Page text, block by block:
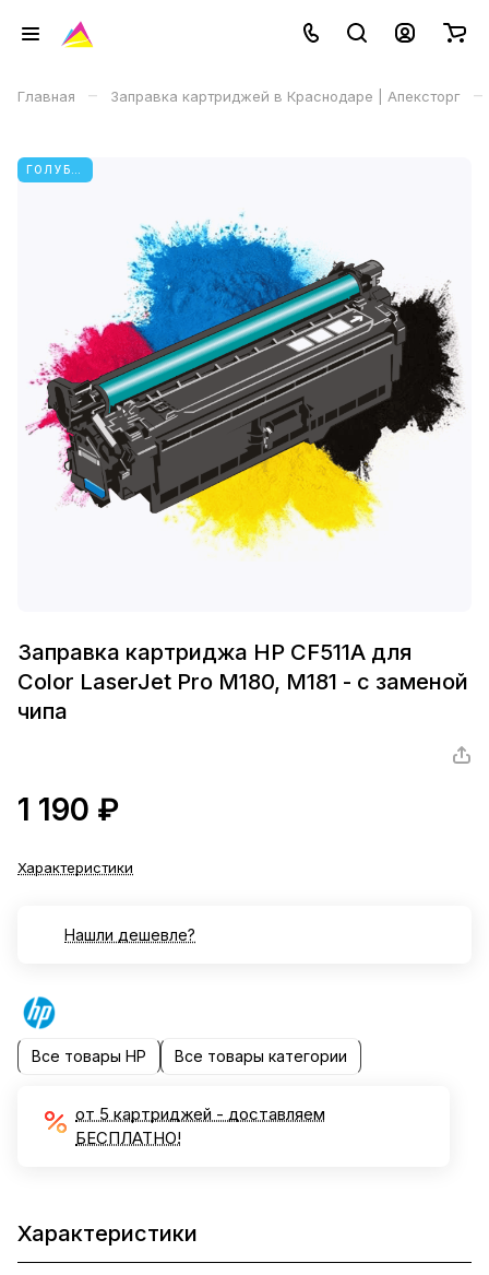
Главная – Заправка картриджей в Краснодаре | Апексторг –
Заправка картриджа HP CF511A для
Color LaserJet Pro M180, M181 - с заменой
чипа
1 190 ₽
Характеристики
Нашли дешевле?
Все товары HP Все товары категории
от 5 картриджей - доставляем
БЕСПЛАТНО!
Характеристики